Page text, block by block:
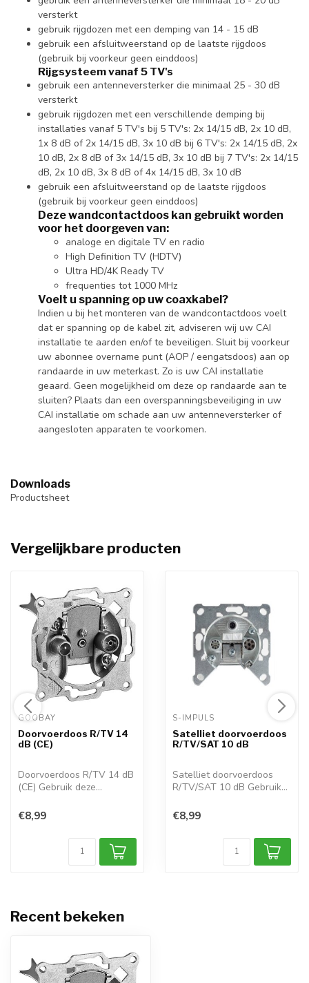
versterkt
gebruik rijgdozen met een demping van 14 - 15 dB
gebruik een afsluitweerstand op de laatste rijgdoos
(gebruik bij voorkeur geen einddoos)
Rijgsysteem vanaf 5 TV's
gebruik een antenneversterker die minimaal 25 - 30 dB
versterkt
gebruik rijgdozen met een verschillende demping bij
installaties vanaf 5 TV's bij 5 TV's: 2x 14/15 dB, 2x 10 dB,
1x 8 dB of 2x 14/15 dB, 3x 10 dB bij 6 TV's: 2x 14/15 dB, 2x
10 dB, 2x 8 dB of 3x 14/15 dB, 3x 10 dB bij 7 TV's: 2x 14/15
dB, 2x 10 dB, 3x 8 dB of 4x 14/15 dB, 3x 10 dB
gebruik een afsluitweerstand op de laatste rijgdoos
(gebruik bij voorkeur geen einddoos)
Deze wandcontactdoos kan gebruikt worden
voor het doorgeven van:
analoge en digitale TV en radio
High Definition TV (HDTV)
Ultra HD/4K Ready TV
frequenties tot 1000 MHz
Voelt u spanning op uw coaxkabel?
Indien u bij het monteren van de wandcontactdoos voelt
dat er spanning op de kabel zit, adviseren wij uw CAI
installatie te aarden en/of te beveiligen. Sluit bij voorkeur
uw abonnee overname punt (AOP / eengatsdoos) aan op
randaarde in uw meterkast. Zo is uw CAI installatie
geaard. Geen mogelijkheid om deze op randaarde aan te
sluiten? Plaats dan een overspanningsbeveiliging in uw
CAI installatie om schade aan uw antenneversterker of
aangesloten apparaten te voorkomen.
Downloads
Productsheet
Vergelijkbare producten
GOOBAY
Doorvoerdoos R/TV 14
dB (CE)
Doorvoerdoos R/TV 14 dB
(CE) Gebruik deze
€8,99
S-IMPULS
Satelliet doorvoerdoos
R/TV/SAT 10 dB
Satelliet doorvoerdoos
R/TV/SAT 10 dB Gebruik
€8,99
Recent bekeken